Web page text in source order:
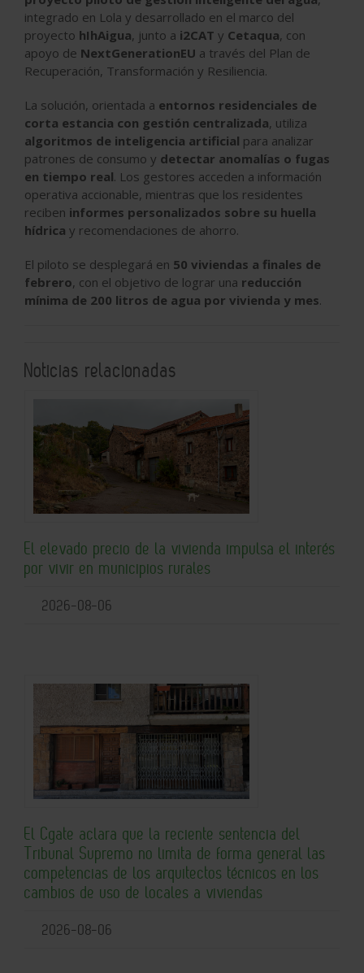
integrado en Lola y desarrollado en el marco del
proyecto hIhAigua, junto a i2CAT y Cetaqua, con
apoyo de NextGenerationEU a través del Plan de
Recuperación, Transformación y Resiliencia.
La solución, orientada a entornos residenciales de
corta estancia con gestión centralizada, utiliza
algoritmos de inteligencia artificial para analizar
patrones de consumo y detectar anomalías o fugas
en tiempo real. Los gestores acceden a información
operativa accionable, mientras que los residentes
reciben informes personalizados sobre su huella
hídrica y recomendaciones de ahorro.
El piloto se desplegará en 50 viviendas a finales de
febrero, con el objetivo de lograr una reducción
mínima de 200 litros de agua por vivienda y mes.
Noticias relacionadas
El elevado precio de la vivienda impulsa el interés
por vivir en municipios rurales
2026-08-06
El Cgate aclara que la reciente sentencia del
Tribunal Supremo no limita de forma general las
competencias de los arquitectos técnicos en los
cambios de uso de locales a viviendas
2026-08-06